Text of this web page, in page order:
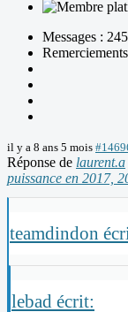
Messages :
il y a 8 ans 5 mois
Réponse de laurent.a
puissance en 2017,
teamdindon
lebad écrit: